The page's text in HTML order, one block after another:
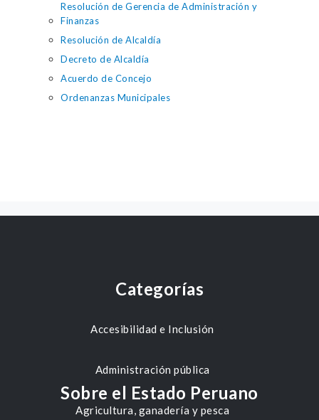
Resolución de Gerencia de Administración y
Finanzas
Resolución de Alcaldía
Decreto de Alcaldía
Acuerdo de Concejo
Ordenanzas Municipales
Categorías
Accesibilidad e Inclusión
Administración pública
Agricultura, ganadería y pesca
Sobre el Estado Peruano